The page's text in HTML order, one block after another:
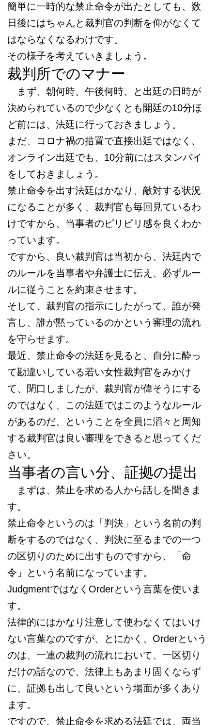
簡単に一時的な禁止命令が出たとしても、数
日後にはちゃんと裁判官の判断を仰がなくて
はならなくなるわけです。
その様子を考えていきましょう。
裁判所でのマナー
まず、朝何時、午後何時、と出廷の日時が
決められているので少なくとも開廷の10分ほ
ど前には、法廷に行っておきましょう。
まだ、コロナ禍の措置で直接出廷ではなく、
オンライン出廷でも、10分前にはスタンバイ
をしておきましょう。
禁止命令を出す法廷はかなり、敵対する状況
になることが多く、裁判官も毎回見ているわ
けですから、当事者のピリピリ感を良くわか
っています。
ですから、良い裁判官は当初から、法廷内で
のルールを当事者や弁護士に伝え、必ずルー
ルに従うことを約束させます。
そして、裁判官の指示にしたがって、誰が発
言し、誰が黙っているのかという審理の流れ
を守らせます。
最近、禁止命令の法廷を見ると、自分に酔っ
て勘違いしている若い女性裁判官をみかけ
て、閉口しましたが、裁判官が偉そうにする
のではなく、この法廷ではこのようなルール
があるのだ、ということを全員に滔々と周知
する裁判官は良い審理をできると思ってくだ
さい。
当事者の言い分、証拠の提出
まずは、禁止を求める人から話しを聞きま
す。
禁止命令というのは「判決」という名前の判
断をするのではなく、判決に至るまでの一つ
の区切りのために出すものですから、「命
令」という名前になっています。
JudgmentではなくOrderという言葉を使いま
す。
法律的にはかなり注意して使わなくてはいけ
ない言葉なのですが、とにかく、Orderという
のは、一連の裁判の流れにおいて、一区切り
だけの話なので、法律上もあまり固くならず
に、証拠も出して良いという場面が多くあり
ます。
ですので、禁止命令を求める法廷では、両当